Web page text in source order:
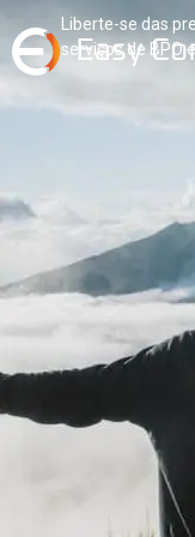
Liberte-se das
serviços de BPO